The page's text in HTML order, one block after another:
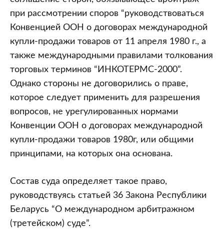
при рассмотрении споров “руководствоваться
Конвенцией ООН о договорах международной
купли-продажи товаров от 11 апреля 1980 г., а
также международными правилами толкования
торговых терминов “ИНКОТЕРМС-2000”.
Однако стороны не договорились о праве,
которое следует применить для разрешения
вопросов, не урегулированных нормами
Конвенции ООН о договорах международной
купли-продажи товаров 1980г, или общими
принципами, на которых она основана.
Состав суда определяет такое право,
руководствуясь статьей 36 Закона Республики
Беларусь “О международном арбитражном
(третейском) суде”.